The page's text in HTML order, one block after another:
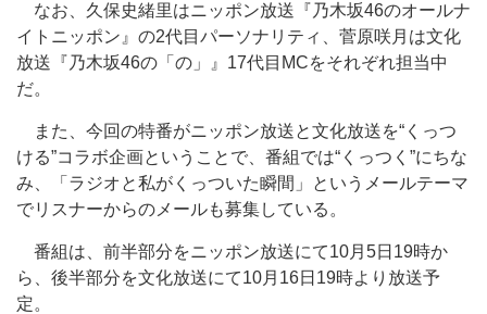
なお、久保史緒里はニッポン放送『乃木坂46のオールナ
イトニッポン』の2代目パーソナリティ、菅原咲月は文化
放送『乃木坂46の「の」』17代目MCをそれぞれ担当中
だ。
また、今回の特番がニッポン放送と文化放送を“くっつ
ける”コラボ企画ということで、番組では“くっつく”にちな
み、「ラジオと私がくっついた瞬間」というメールテーマ
でリスナーからのメールも募集している。
番組は、前半部分をニッポン放送にて10月5日19時か
ら、後半部分を文化放送にて10月16日19時より放送予
定。